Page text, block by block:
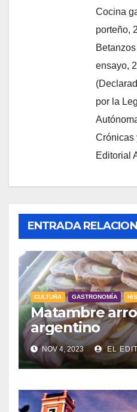
Cocina
porteño,
ensayo,
por la
Crónicas
Editorial
ENTRADA
CULTURA GASTRONOMÍA
Matambre
argentino
NOV 4, 2023 EL